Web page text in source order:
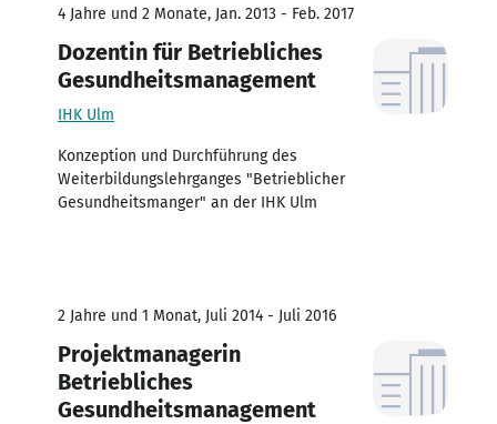
4 Jahre und 2 Monate, Jan. 2013 - Feb. 2017
Dozentin für Betriebliches
Gesundheitsmanagement
IHK Ulm
Konzeption und Durchführung des
Weiterbildungslehrganges "Betrieblicher
Gesundheitsmanger" an der IHK Ulm
2 Jahre und 1 Monat, Juli 2014 - Juli 2016
Projektmanagerin
Betriebliches
Gesundheitsmanagement